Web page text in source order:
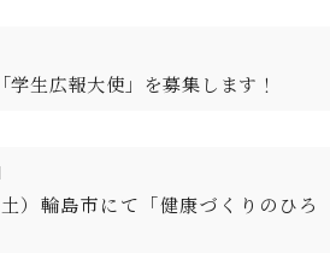
生広報大使」を募集します！
）輪島市にて「健康づくりのひろ